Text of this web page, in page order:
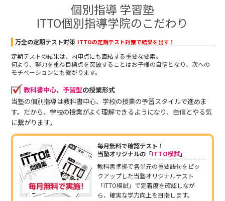
個別指導 学習塾
ITTO個別指導学院のこだわり
万全の定期テスト対策 ITTOの定期テスト対策で結果を出す！
定期テストの結果は、内申点にも直結する重要な要素。
何より、努力を重ね目標点を突破することはお子様の自信となり、次への
モチベーションにも繋がります。
教科書中心、 予習型の授業形式
当塾の個別指導は教科書中心、学校の授業の予習スタイルで進めま
す。だから、学校の授業がよく理解できるようになり、自信とやる気
に繋がります。
毎月無料で確認テスト！
当塾オリジナルの「ITTO模試」
教科書準拠で各単元の重要語句をピッ
クアップした当塾オリジナルテスト
「ITTO模試」で定着度を確認しなが
ら、確実な学力向上を目指します。